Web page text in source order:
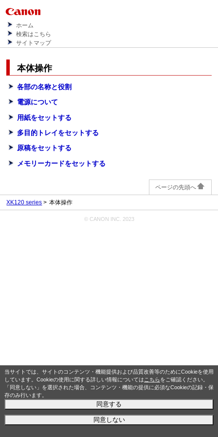
当サイトでは、サイトのコンテンツ・機能提供および品質改善等のためにCookieを使用
しています。Cookieの使用に関する詳しい情報については こちらをご確認ください。
「同意しない」を選択された場合、コンテンツ・機能の提供に必須なCookieの記録・保
存のみ行います。
同意する
同意しない
ホーム
検索はこちら
サイトマップ
本体操作
各部の名称と役割
電源について
用紙をセットする
多目的トレイをセットする
原稿をセットする
メモリーカードをセットする
ページの先頭へ
XK120 series 本体操作
© CANON INC. 2023